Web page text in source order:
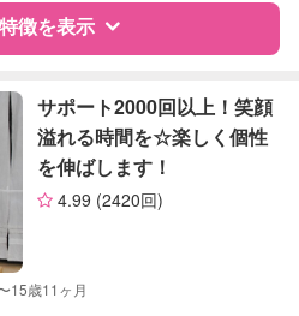
生
徴を表示
校受験
サポート2000回以上！笑顔
溢れる時間を☆楽しく個性
を伸ばします！
4.99 (2420回)
15歳11ヶ月